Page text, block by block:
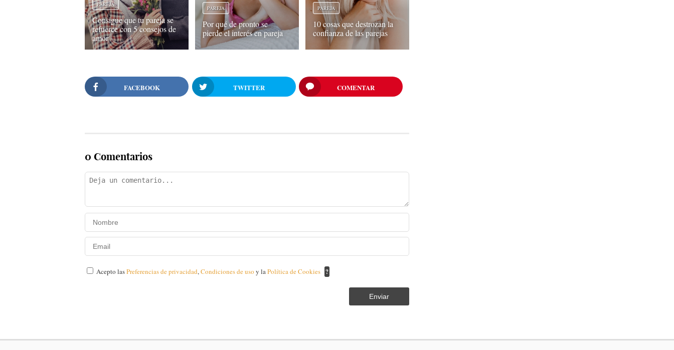
PAREJA
Consigue que tu pareja se
refuerce con 5 consejos de
amor
PAREJA
Por qué de pronto se
pierde el interés en pareja
PAREJA
10 cosas que destrozan la
confianza de las parejas
FACEBOOK TWITTER COMENTAR
0 Comentarios
Acepto lasPreferencias de privacidad,Condiciones de usoy laPolítica de Cookies ?
Enviar